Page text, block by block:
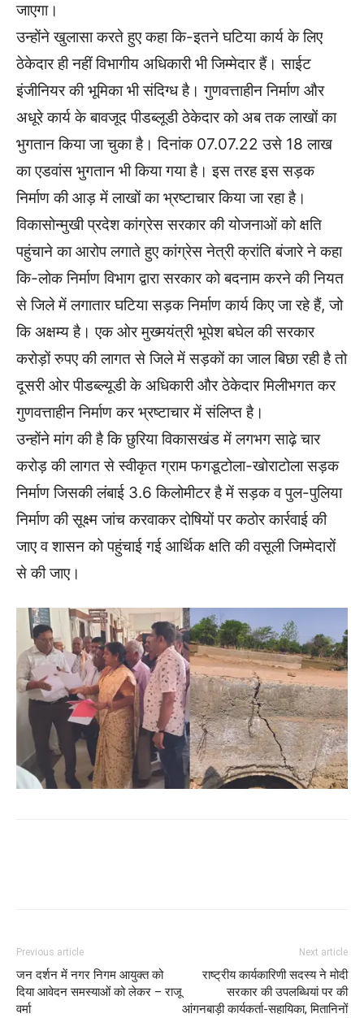
जाएगा।
उन्होंने खुलासा करते हुए कहा कि-इतने घटिया कार्य के लिए
ठेकेदार ही नहीं विभागीय अधिकारी भी जिम्मेदार हैं। साईट
इंजीनियर की भूमिका भी संदिग्ध है। गुणवत्ताहीन निर्माण और
अधूरे कार्य के बावजूद पीडब्लूडी ठेकेदार को अब तक लाखों का
भुगतान किया जा चुका है। दिनांक 07.07.22 उसे 18 लाख
का एडवांस भुगतान भी किया गया है। इस तरह इस सड़क
निर्माण की आड़ में लाखों का भ्रष्टाचार किया जा रहा है।
विकासोन्मुखी प्रदेश कांग्रेस सरकार की योजनाओं को क्षति
पहुंचाने का आरोप लगाते हुए कांग्रेस नेत्री क्रांति बंजारे ने कहा
कि-लोक निर्माण विभाग द्वारा सरकार को बदनाम करने की नियत
से जिले में लगातार घटिया सड़क निर्माण कार्य किए जा रहे हैं, जो
कि अक्षम्य है। एक ओर मुख्मयंत्री भूपेश बघेल की सरकार
करोड़ों रुपए की लागत से जिले में सड़कों का जाल बिछा रही है तो
दूसरी ओर पीडब्ल्यूडी के अधिकारी और ठेकेदार मिलीभगत कर
गुणवत्ताहीन निर्माण कर भ्रष्टाचार में संलिप्त है।
उन्होंने मांग की है कि छुरिया विकासखंड में लगभग साढ़े चार
करोड़ की लागत से स्वीकृत ग्राम फगडूटोला-खोराटोला सड़क
निर्माण जिसकी लंबाई 3.6 किलोमीटर है में सड़क व पुल-पुलिया
निर्माण की सूक्ष्म जांच करवाकर दोषियों पर कठोर कार्रवाई की
जाए व शासन को पहुंचाई गई आर्थिक क्षति की वसूली जिम्मेदारों
से की जाए।
Previous article
जन दर्शन में नगर निगम आयुक्त को
दिया आवेदन समस्याओं को लेकर – राजू
वर्मा
Next article
राष्ट्रीय कार्यकारिणी सदस्य ने मोदी
सरकार की उपलब्धियां पर की
आंगनबाड़ी कार्यकर्ता-सहायिका, मितानिनों